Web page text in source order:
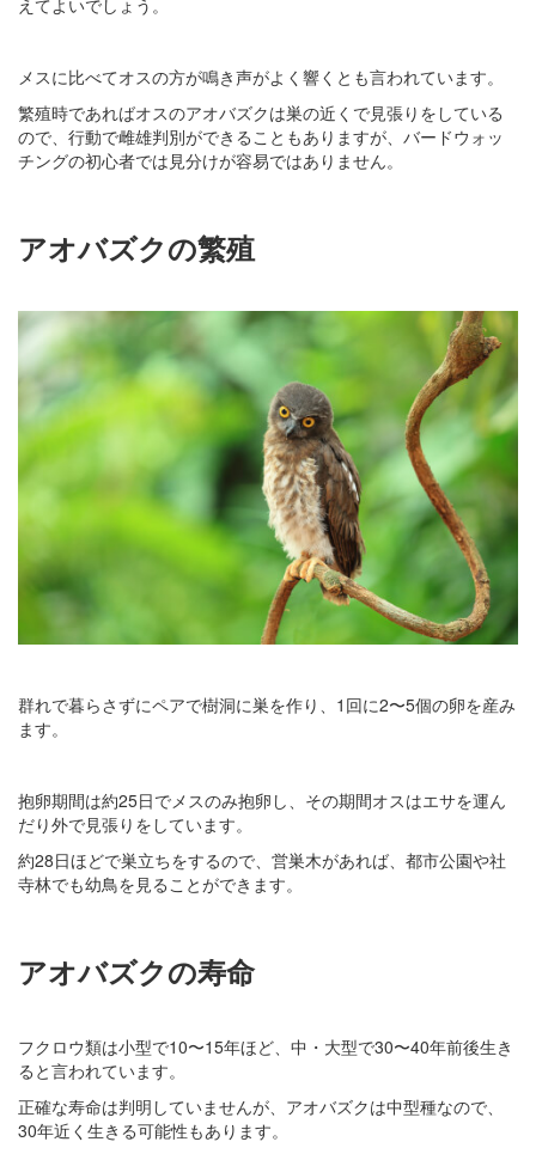
えてよいでしょう。
メスに比べてオスの方が鳴き声がよく響くとも言われています。
繁殖時であればオスのアオバズクは巣の近くで見張りをしている
ので、行動で雌雄判別ができることもありますが、バードウォッ
チングの初心者では見分けが容易ではありません。
アオバズクの繁殖
群れで暮らさずにペアで樹洞に巣を作り、1回に2〜5個の卵を産み
ます。
抱卵期間は約25日でメスのみ抱卵し、その期間オスはエサを運ん
だり外で見張りをしています。
約28日ほどで巣立ちをするので、営巣木があれば、都市公園や社
寺林でも幼鳥を見ることができます。
アオバズクの寿命
フクロウ類は小型で10〜15年ほど、中・大型で30〜40年前後生き
ると言われています。
正確な寿命は判明していませんが、アオバズクは中型種なので、
30年近く生きる可能性もあります。